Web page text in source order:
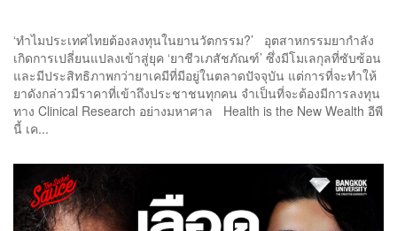
‘ทำไมประเทศไทยต้องลงทุนในยานวัตกรรม?’ อุตสาหกรรมยากำลัง
เกิดการเปลี่ยนแปลงเข้าสู่ยุค ‘ยาชีวเภสัชภัณฑ์’ ซึ่งมีโมเลกุลที่ซับซ้อน
และมีประสิทธิภาพกว่ายาเคมีที่มีอยู่ในตลาดปัจจุบัน แต่การที่จะทำให้
ยาดังกล่าวมีราคาที่เข้าถึงประชาชนทุกคน จำเป็นที่จะต้องมีการลงทุน
ทาง Clinical Research อย่างมหาศาล Health is the New Wealth อีพี
นี้ เค...